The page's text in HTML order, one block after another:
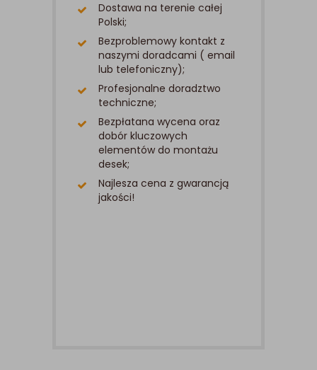
Dostawa na terenie całej
Polski;
Bezproblemowy kontakt z
naszymi doradcami ( email
lub telefoniczny);
Profesjonalne doradztwo
techniczne;
Bezpłatana wycena oraz
dobór kluczowych
elementów do montażu
desek;
Najlesza cena z gwarancją
jakości!